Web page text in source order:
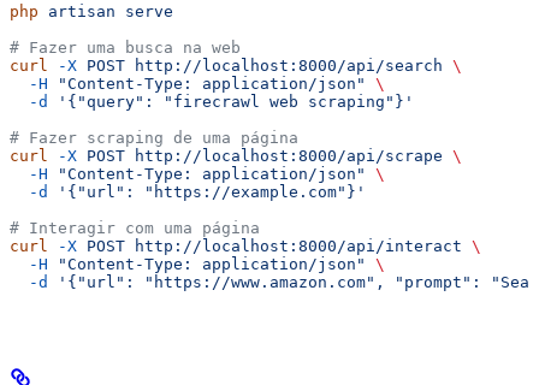
php artisan serve
# Fazer uma busca na web
curl
-X POST http://localhost:8000/api/search \
  -H
"Content-Type: application/json"
\
  -d
'{"query": "firecrawl web scraping"}'
# Fazer scraping de uma página
curl
-X POST http://localhost:8000/api/scrape \
  -H
"Content-Type: application/json"
\
  -d
'{"url": "https://example.com"}'
# Interagir com uma página
curl
-X POST http://localhost:8000/api/interact \
  -H
"Content-Type: application/json"
\
  -d
'{"url": "https://www.amazon.com", "prompt":